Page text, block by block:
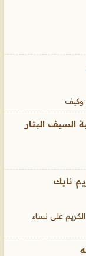
وكيف
السيف البتار
نايك
على نساء